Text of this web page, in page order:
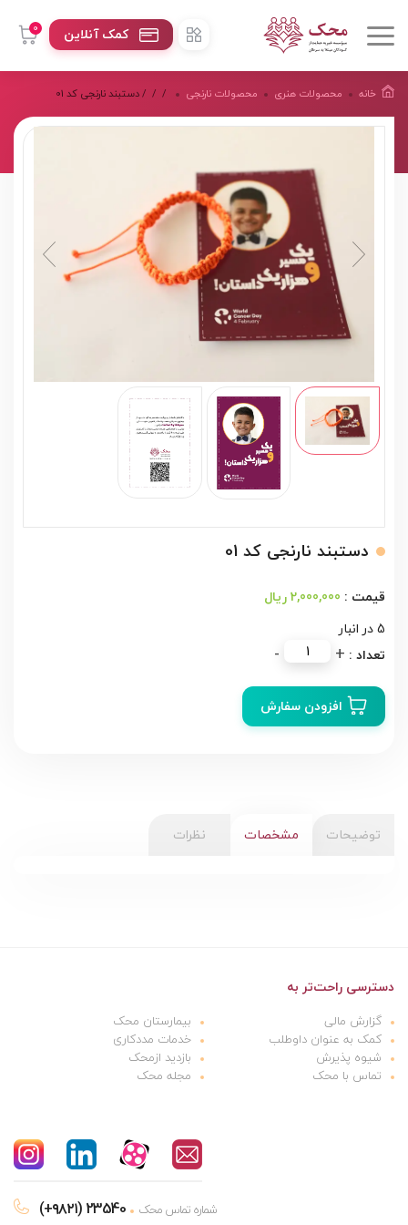
0 کمک آنلاین
خانه / محصولات هنرى / محصولات نارنجی / دستبند نارنجی کد 01
دستبند نارنجی کد 01
2,000,000 ریال
5 در انبار
دستبند
کد
01
- +
افزودن سفارش
توضیحات مشخصات نظرات
دسترسی راحت‌تر به
گزارش مالی
بیمارستان محک
کمک به عنوان داوطلب
خدمات مددکاری
شیوه پذیرش
بازدید ازمحک
تماس با محک
مجله محک
(+۹۸۲۱) 23540 شماره تماس محک